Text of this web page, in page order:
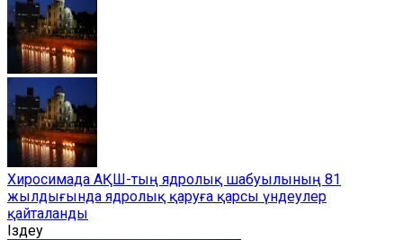
Хиросимада АҚШ-тың ядролық шабуылының 81
жылдығында ядролық қаруға қарсы үндеулер
қайталанды
Іздеу